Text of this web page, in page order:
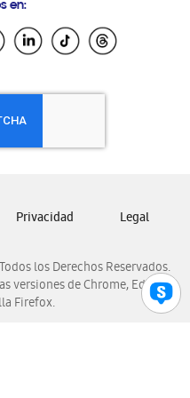
en:
los Derechos Reservados.
versiones de Chrome, Edge,
Firefox.
Privacidad Legal